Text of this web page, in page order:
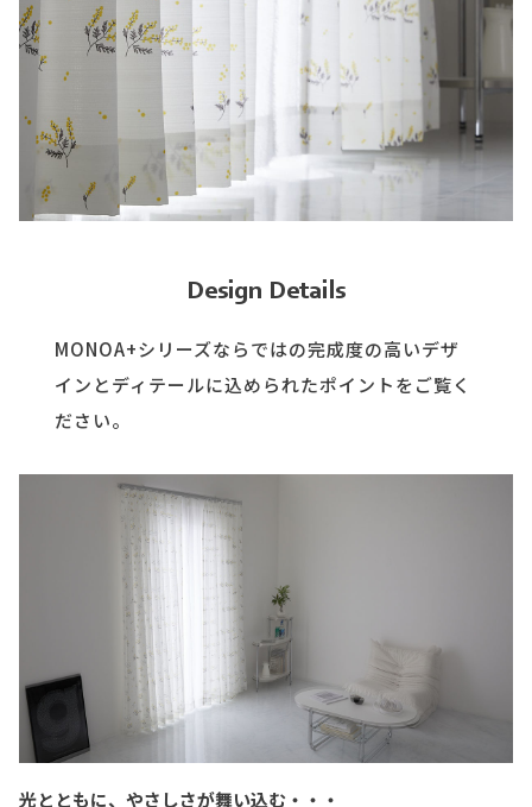
Design Details
MONOA+シリーズならではの完成度の高いデザ
インとディテールに込められたポイントをご覧く
ださい。
光とともに、やさしさが舞い込む・・・